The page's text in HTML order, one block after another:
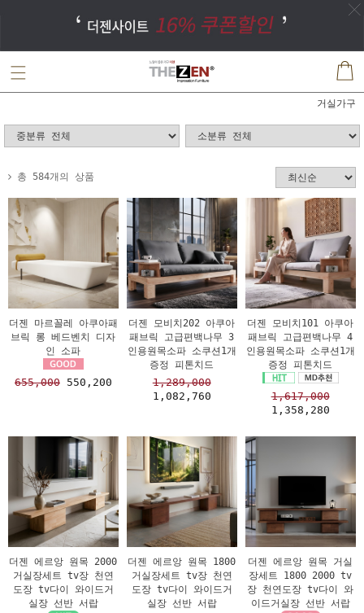
거실가구
총 584개의 상품
더젠 마르꼴레 아쿠아패
브릭 롱 베드벤치 디자
인 소파
655,000550,200
더젠 모비치202 아쿠아
패브릭 고급편백나무 3
인용원목소파 소쿠션1개
증정 피톤치드
1,289,000
1,082,760
더젠 모비치101 아쿠아
패브릭 고급편백나무 4
인용원목소파 소쿠션1개
증정 피톤치드
1,617,000
1,358,280
더젠 에르앙 원목 2000
거실장세트 tv장 천연
도장 tv다이 와이드거
실장 선반 서랍
더젠 에르앙 원목 1800
거실장세트 tv장 천연
도장 tv다이 와이드거
실장 선반 서랍
더젠 에르앙 원목 거실
장세트 1800 2000 tv
장 천연도장 tv다이 와
이드거실장 선반 서랍